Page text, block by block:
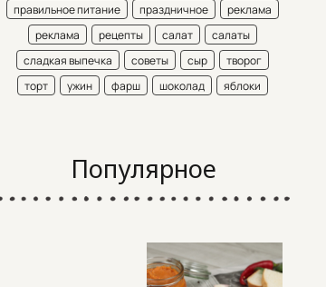
правильное питание
праздничное
реклама
реклама
рецепты салат
салаты
сладкая выпечка
советы сыр
творог
торт
ужин фарш шоколад яблоки
Популярное